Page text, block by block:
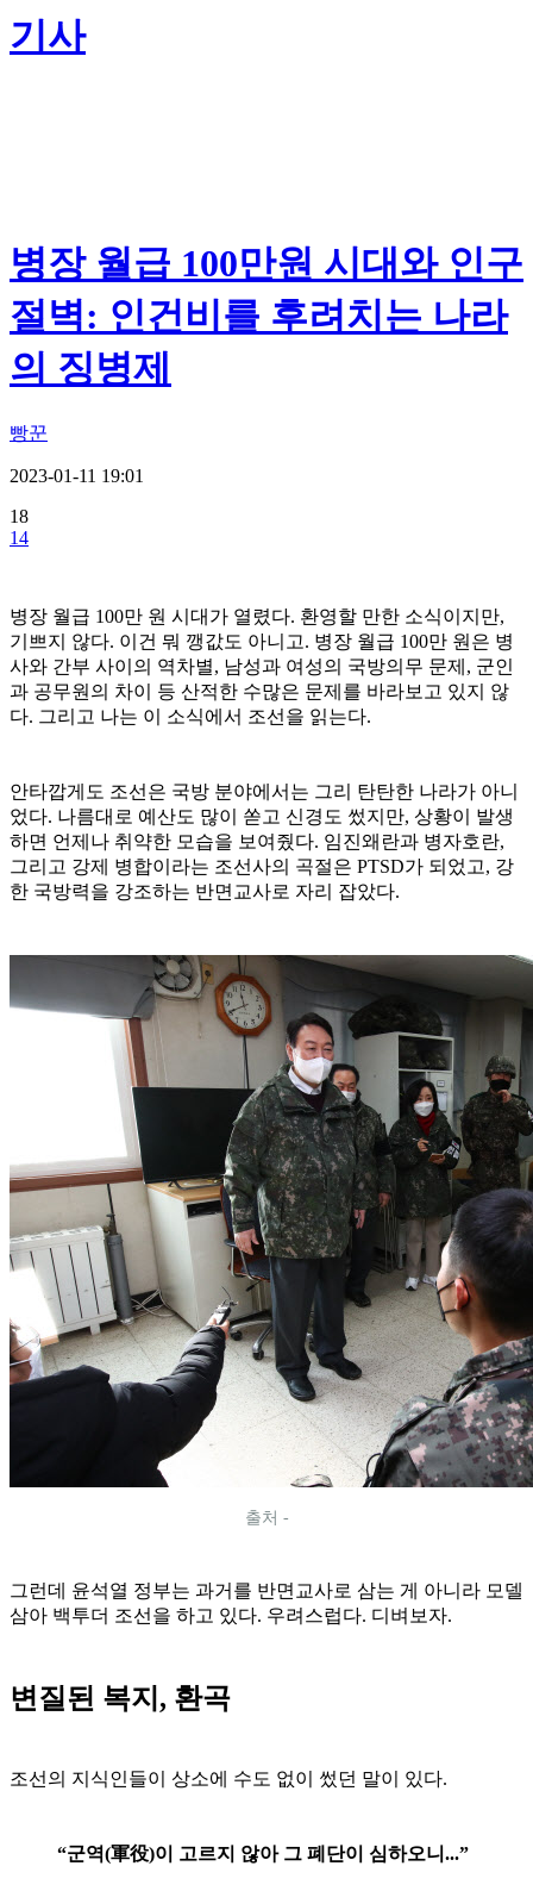
기사
병장 월급 100만원 시대와 인구
절벽: 인건비를 후려치는 나라
의 징병제
빵꾼
2023-01-11 19:01
18
14
병장 월급 100만 원 시대가 열렸다. 환영할 만한 소식이지만,
기쁘지 않다. 이건 뭐 깽값도 아니고. 병장 월급 100만 원은 병
사와 간부 사이의 역차별, 남성과 여성의 국방의무 문제, 군인
과 공무원의 차이 등 산적한 수많은 문제를 바라보고 있지 않
다. 그리고 나는 이 소식에서 조선을 읽는다.
안타깝게도 조선은 국방 분야에서는 그리 탄탄한 나라가 아니
었다. 나름대로 예산도 많이 쏟고 신경도 썼지만, 상황이 발생
하면 언제나 취약한 모습을 보여줬다. 임진왜란과 병자호란,
그리고 강제 병합이라는 조선사의 곡절은 PTSD가 되었고, 강
한 국방력을 강조하는 반면교사로 자리 잡았다.
출처 -
그런데 윤석열 정부는 과거를 반면교사로 삼는 게 아니라 모델
삼아 백투더 조선을 하고 있다. 우려스럽다. 디벼보자.
변질된 복지, 환곡
조선의 지식인들이 상소에 수도 없이 썼던 말이 있다.
“군역(軍役)이 고르지 않아 그 폐단이 심하오니...”